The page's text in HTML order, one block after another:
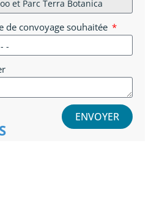
de convoyage souhaitée
ENVOYER